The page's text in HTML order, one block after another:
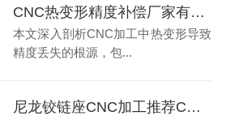
CNC热变形精度补偿厂家有哪些关键手段？加工厂3个要点保批量精度
本文深入剖析CNC加工中热变形导致
精度丢失的根源，包...
尼龙铰链座CNC加工推荐CNC加工厂家如何保证控制要点判断方法5项指标